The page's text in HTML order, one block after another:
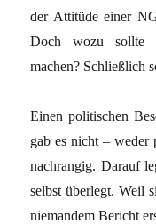
der Attitüde einer
Doch wozu sollte
machen? Schließlich
Einen politischen
gab es nicht – weder
nachrangig. Darauf
selbst überlegt. Weil
niemandem Bericht